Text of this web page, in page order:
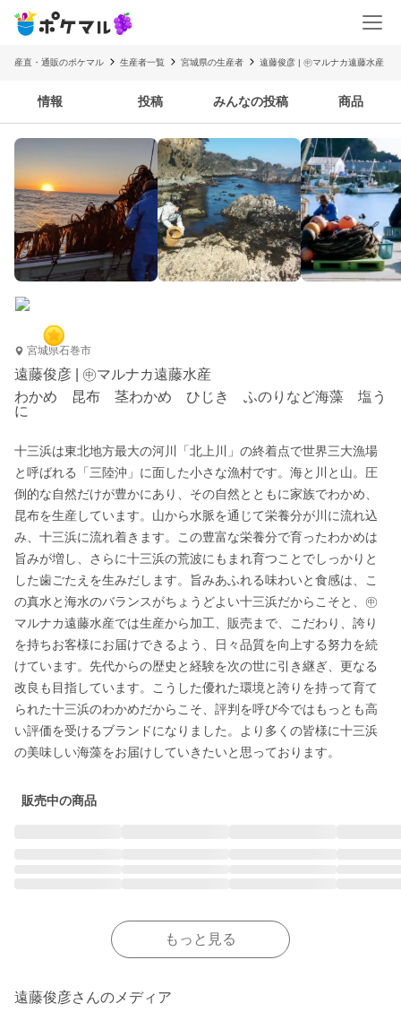
産直・通販のポケマル 生産者一覧 宮城県の生産者 遠藤俊彦 | ㊥マルナカ遠藤水産
情報 投稿 みんなの投稿 商品
宮城県石巻市
遠藤俊彦 | ㊥マルナカ遠藤水産
わかめ 昆布 茎わかめ ひじき ふのりなど海藻 塩う
に
十三浜は東北地方最大の河川「北上川」の終着点で世界三大漁場
と呼ばれる「三陸沖」に面した小さな漁村です。海と川と山。圧
倒的な自然だけが豊かにあり、その自然とともに家族でわかめ、
昆布を生産しています。山から水脈を通じて栄養分が川に流れ込
み、十三浜に流れ着きます。この豊富な栄養分で育ったわかめは
旨みが増し、さらに十三浜の荒波にもまれ育つことでしっかりと
した歯ごたえを生みだします。旨みあふれる味わいと食感は、こ
の真水と海水のバランスがちょうどよい十三浜だからこそと、㊥
マルナカ遠藤水産では生産から加工、販売まで、こだわり、誇り
を持ちお客様にお届けできるよう、日々品質を向上する努力を続
けています。先代からの歴史と経験を次の世に引き継ぎ、更なる
改良も目指しています。こうした優れた環境と誇りを持って育て
られた十三浜のわかめだからこそ、評判を呼び今ではもっとも高
い評価を受けるブランドになりました。より多くの皆様に十三浜
の美味しい海藻をお届けしていきたいと思っております。
販売中の商品
もっと見る
遠藤俊彦さんのメディア